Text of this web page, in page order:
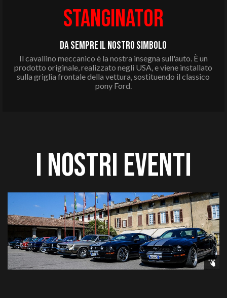
Stanginator
da sempre il nostro SIMBOLO
Il cavallino meccanico è la nostra insegna sull'auto. È un
prodotto originale, realizzato negli USA, e viene installato
sulla griglia frontale della vettura, sostituendo il classico
pony Ford.
I NOSTRI EVentI